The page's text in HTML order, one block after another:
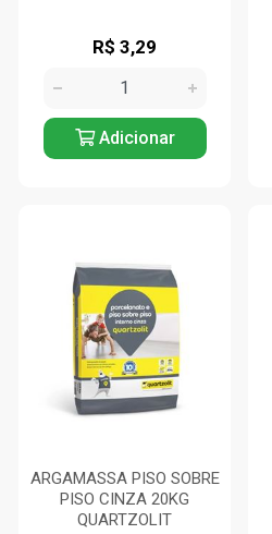
R$ 3,29
Adicionar
ARGAMASSA PISO SOBRE
PISO CINZA 20KG
QUARTZOLIT